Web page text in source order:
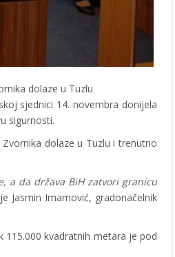
dolaze u Tuzlu
sjednici 14. novembra donijela
sigurnosti.
dolaze u Tuzlu i trenutno
a da država BiH zatvori granicu
Jasmin Imamović, gradonačelnik
115.000 kvadratnih metara je pod